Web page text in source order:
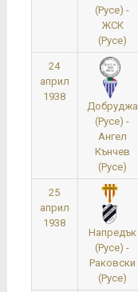
(Русе) -
ЖСК
(Русе)
24
април
1938
Добруджа
(Русе) -
Ангел
Кънчев
(Русе)
25
април
1938
Напредък
(Русе) -
Раковски
(Русе)